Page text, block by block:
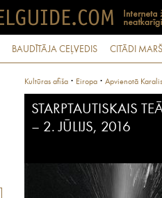
BAUDĪTĀJA CEĻVEDIS CITĀDI
Kultūras afiša · Eiropa · Apvienotā
STARPTAUTISKAIS
– 2. JŪLIJS, 2016